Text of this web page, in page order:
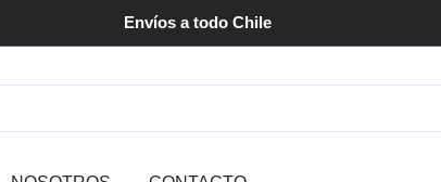
Envíos a todo Chile